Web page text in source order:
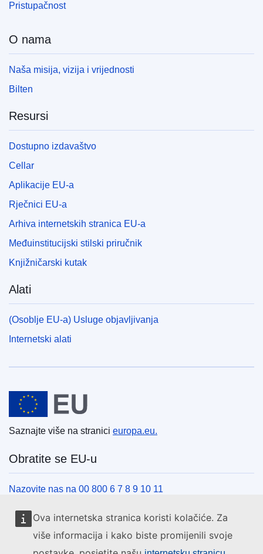
Ova internetska stranica koristi kolačiće. Za
više informacija i kako biste promijenili svoje
Pristupačnost
O nama
Naša misija, vizija i vrijednosti
Bilten
Resursi
Dostupno izdavaštvo
Cellar
Aplikacije EU-a
Rječnici EU-a
Arhiva internetskih stranica EU-a
Međuinstitucijski stilski priručnik
Knjižničarski kutak
Alati
(Osoblje EU-a) Usluge objavljivanja
Internetski alati
Europska unija
Saznajte više na stranici europa.eu.
Obratite se EU-u
Nazovite nas na 00 800 6 7 8 9 10 11
Uspostavite telefonsku vezu na drugi način
Pišite nam služeći se našim obrascem za kontakt
Upoznajte nas u jednom od centara EU-a